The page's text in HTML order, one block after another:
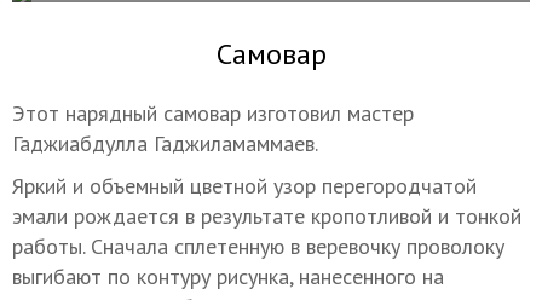
Самовар
Этот нарядный самовар изготовил мастер
Гаджиабдулла Гаджиламаммаев.
Яркий и объемный цветной узор перегородчатой
эмали рождается в результате кропотливой и тонкой
работы. Сначала сплетенную в веревочку проволоку
выгибают по контуру рисунка, нанесенного на